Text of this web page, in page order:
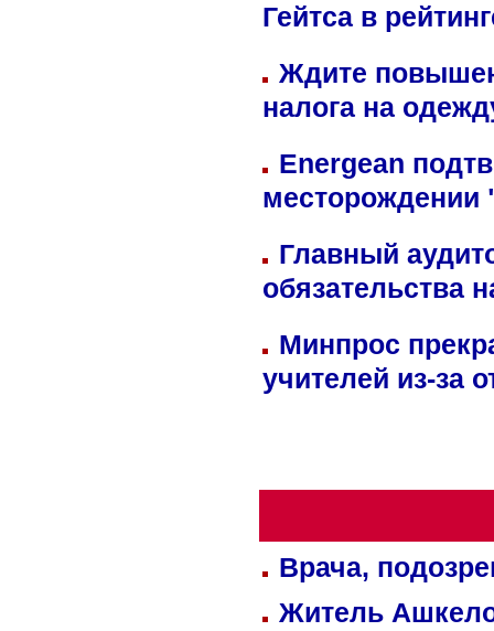
Гейтса в
Ждите
налога на
Energean
Главный
обязательства
Минпрос
учителей из-за
Врача,
Житель